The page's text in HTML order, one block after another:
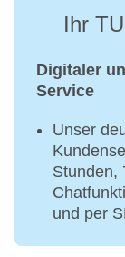
Ihr
Digitaler
Service
Unser
Stunden,
und per